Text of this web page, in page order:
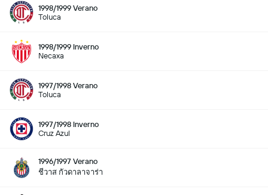
1998/1999 Verano
Toluca
1998/1999 Inverno
Necaxa
1997/1998 Verano
Toluca
1997/1998 Inverno
Cruz Azul
1996/1997 Verano
ชีวาส กัวดาลาจาร่า